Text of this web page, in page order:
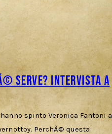
serve? Intervista a
spinto Veronica Fantoni a
PerchÃ© questa